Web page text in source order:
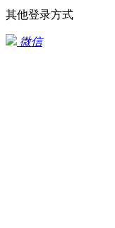
其他登录方式
微信